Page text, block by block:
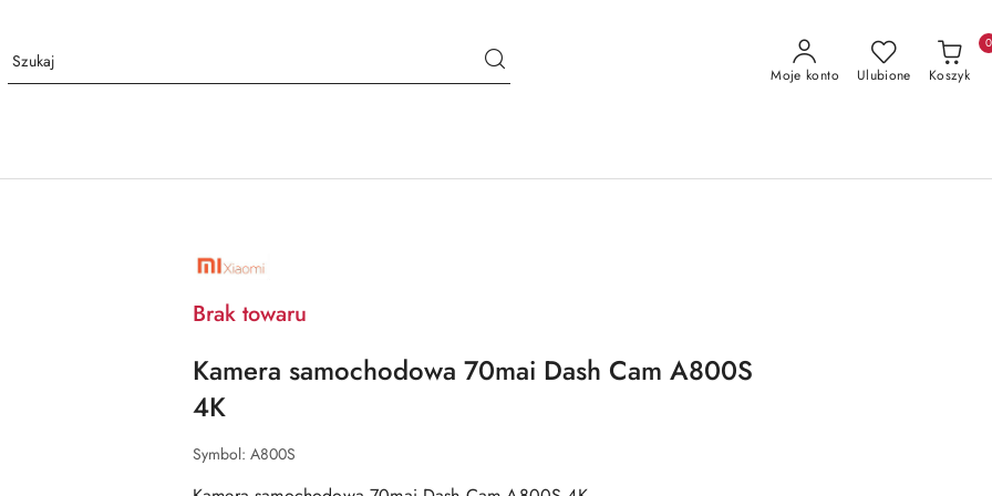
Moje konto Ulubione Koszyk
0
NAZWA
PRODUCENTA:
Brak towaru
Kamera samochodowa 70mai Dash Cam A800S
4K
Symbol: A800S